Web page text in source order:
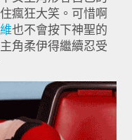
瘋狂大笑。可惜啊
也不會按下神聖的
角柔伊得繼續忍受